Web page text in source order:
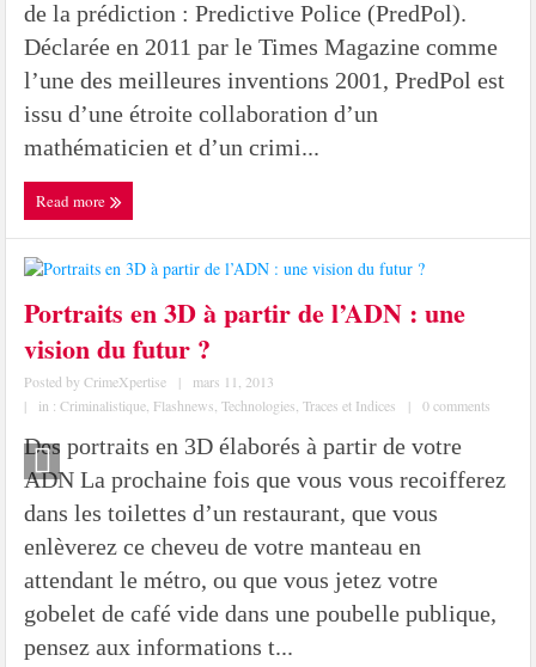
de la prédiction : Predictive Police (PredPol).
Déclarée en 2011 par le Times Magazine comme
l’une des meilleures inventions 2001, PredPol est
issu d’une étroite collaboration d’un
mathématicien et d’un crimi...
Read more
Portraits en 3D à partir de l’ADN : une
vision du futur ?
Posted byCrimeXpertise |
mars 11, 2013
|
in :Criminalistique, Flashnews,Technologies,Traces et Indices | 0 comments
Des portraits en 3D élaborés à partir de votre
ADN La prochaine fois que vous vous recoifferez
dans les toilettes d’un restaurant, que vous
enlèverez ce cheveu de votre manteau en
attendant le métro, ou que vous jetez votre
gobelet de café vide dans une poubelle publique,
pensez aux informations t...